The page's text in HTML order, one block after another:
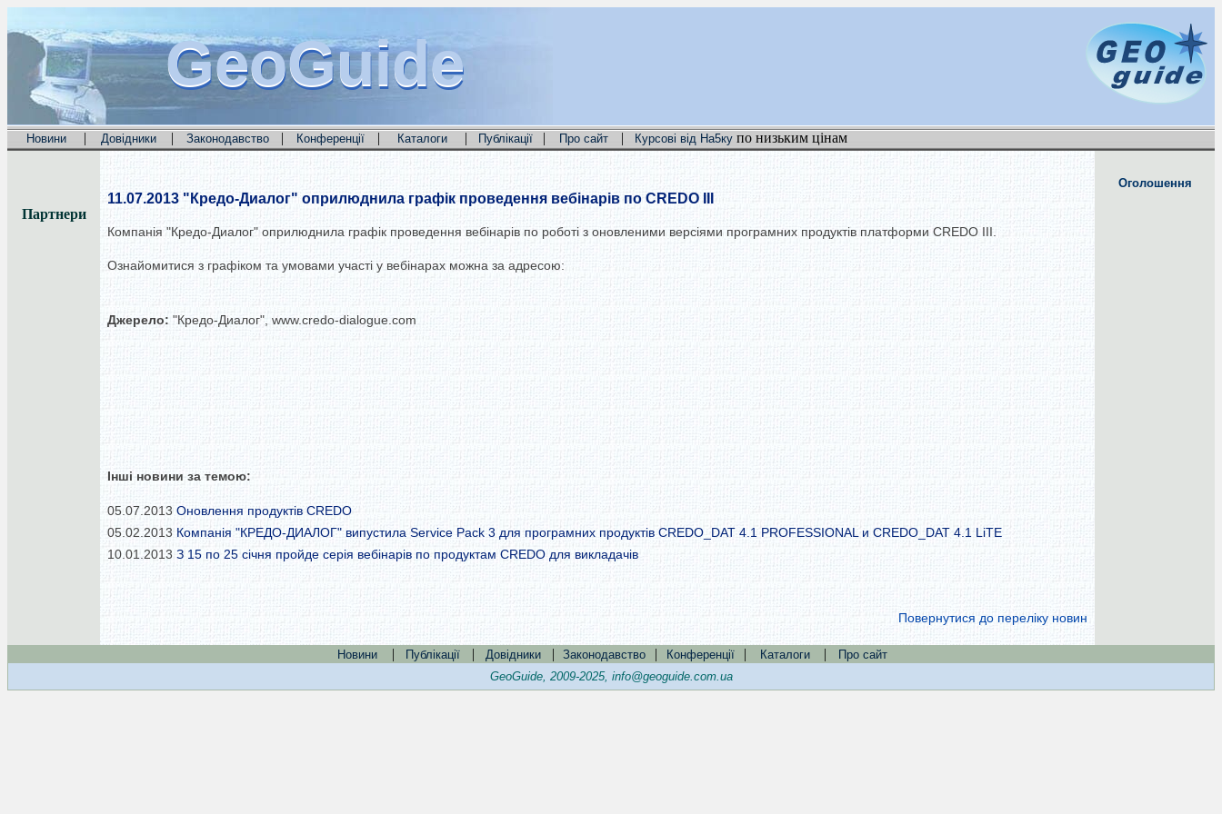
GeoGuide
GeoGuide
GeoGuide
Новини | Довідники | Законодавство | Конференції | Каталоги | Публікації | Про сайт | Курсові від На5ку по низьким цінам
Партнери
11.07.2013 "Кредо-Диалог" оприлюднила графік проведення вебінарів по CREDO III
Компанія "Кредо-Диалог" оприлюднила графік проведення вебінарів по роботі з оновленими версіями програмних продуктів платформи CREDO III.
Ознайомитися з графіком та умовами участі у вебінарах можна за адресою:
Джерело: "Кредо-Диалог", www.credo-dialogue.com
Інші новини за темою:
05.07.2013 Оновлення продуктів CREDO
05.02.2013 Компанія "КРЕДО-ДИАЛОГ" випустила Service Pack 3 для програмних продуктів CREDO_DAT 4.1 PROFESSIONAL и CREDO_DAT 4.1 LiTE
10.01.2013 З 15 по 25 січня пройде серія вебінарів по продуктам CREDO для викладачів
Повернутися до переліку новин
Оголошення
Новини | Публікації | Довідники | Законодавство | Конференції | Каталоги |
Про сайт
GeoGuide, 2009-2025, info@geoguide.com.ua